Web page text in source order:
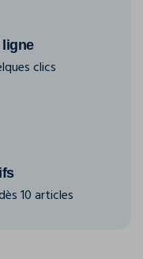
ligne
clics
10 articles